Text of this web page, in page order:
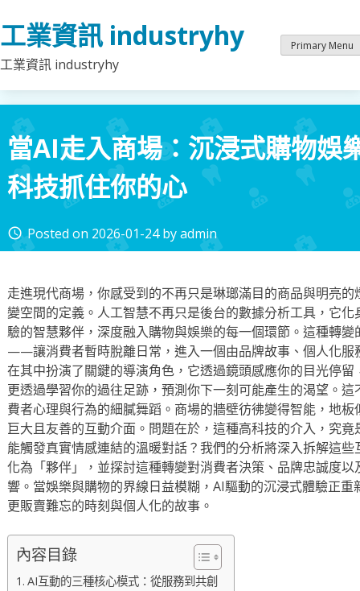
to
content
工業資訊 industryhy
工業資訊 industryhy
Primary Menu
當AI走入商場：沉浸式購物娛
科技抓住你的心
access_time Posted on 2026-01-24byadmin
走進現代商場，你感受到的不再只是琳瑯滿目的商品與明亮
變空間的定義。人工智慧不再只是後台的數據分析工具，它
驗的智慧夥伴，深度融入購物與娛樂的每一個環節。這種轉
——讓消費者暫時脫離日常，進入一個由品牌故事、個人化服
在其中扮演了關鍵的導演角色，它透過鏡頭感應你的目光停
更透過學習你的過往足跡，預測你下一刻可能產生的渴望。
費者心理與行為的細膩舞蹈。商場的牆壁彷彿變得智能，地
巨大且友善的互動介面。問題在於，這種高科技的介入，究
能觸發真實情感連結的溫暖對話？我們的分析將深入拆解這
化為「夥伴」，並探討這種轉變對消費者決策、品牌忠誠度
響。當娛樂與購物的界線日益模糊，AI驅動的沉浸式體驗正
更販賣難忘的時刻與個人化的故事。
內容目錄
AI互動的三種核心模式：從服務到共創